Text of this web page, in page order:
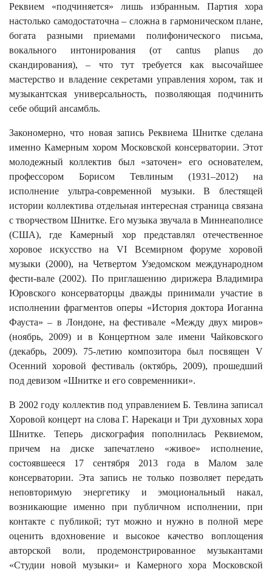
Реквием «подчиняется» лишь избранным. Партия хора
настолько самодостаточна – сложна в гармоническом плане,
богата разными приемами полифонического письма,
вокального интонирования (от cantus planus до
скандирования), – что тут требуется как высочайшее
мастерство и владение секретами управления хором, так и
музыкантская универсальность, позволяющая подчинить
себе общий ансамбль.
Закономерно, что новая запись Реквиема Шнитке сделана
именно Камерным хором Московской консерватории. Этот
молодежный коллектив был «заточен» его основателем,
профессором Борисом Тевлиным (1931–2012) на
исполнение ультра-современной музыки. В блестящей
истории коллектива отдельная интересная страница связана
с творчеством Шнитке. Его музыка звучала в Миннеаполисе
(США), где Камерный хор представлял отечественное
хоровое искусство на VI Всемирном форуме хоровой
музыки (2000), на Четвертом Узедомском международном
фести-вале (2002). По приглашению дирижера Владимира
Юровского консерваторцы дважды принимали участие в
исполнении фрагментов оперы «История доктора Иоганна
Фауста» – в Лондоне, на фестивале «Между двух миров»
(ноябрь, 2009) и в Концертном зале имени Чайковского
(декабрь, 2009). 75-летию композитора был посвящен V
Осенний хоровой фестиваль (октябрь, 2009), прошедший
под девизом «Шнитке и его современники».
В 2002 году коллектив под управлением Б. Тевлина записал
Хоровой концерт на слова Г. Нарекаци и Три духовных хора
Шнитке. Теперь дискография пополнилась Реквиемом,
причем на диске запечатлено «живое» исполнение,
состоявшееся 17 сентября 2013 года в Малом зале
консерватории. Эта запись не только позволяет передать
неповторимую энергетику и эмоциональный накал,
возникающие именно при публичном исполнении, при
контакте с публикой; тут можно и нужно в полной мере
оценить вдохновение и высокое качество воплощения
авторской воли, продемонстрированное музыкантами
«Студии новой музыки» и Камерного хора Московской